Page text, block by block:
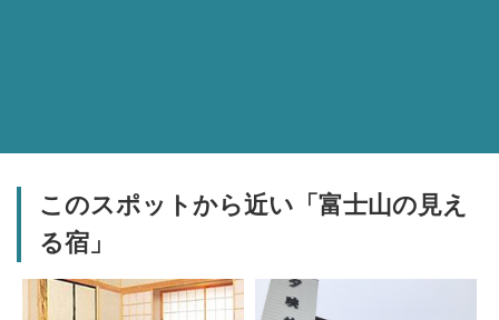
このスポットから近い「富士山の見え
る宿」